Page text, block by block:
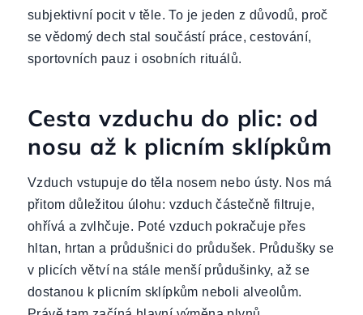
subjektivní pocit v těle. To je jeden z důvodů, proč
se vědomý dech stal součástí práce, cestování,
sportovních pauz i osobních rituálů.
Cesta vzduchu do plic: od
nosu až k plicním sklípkům
Vzduch vstupuje do těla nosem nebo ústy. Nos má
přitom důležitou úlohu: vzduch částečně filtruje,
ohřívá a zvlhčuje. Poté vzduch pokračuje přes
hltan, hrtan a průdušnici do průdušek. Průdušky se
v plicích větví na stále menší průdušinky, až se
dostanou k plicním sklípkům neboli alveolům.